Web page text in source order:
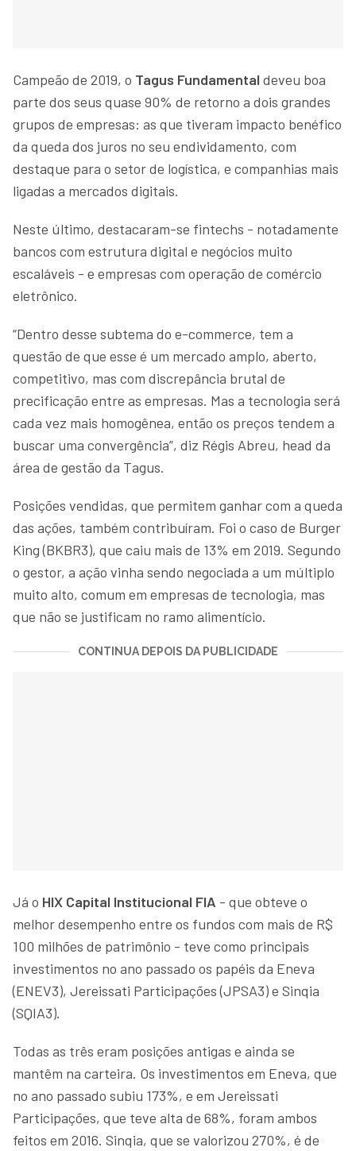
Campeão de 2019, o Tagus Fundamental deveu boa
parte dos seus quase 90% de retorno a dois grandes
grupos de empresas: as que tiveram impacto benéfico
da queda dos juros no seu endividamento, com
destaque para o setor de logística, e companhias mais
ligadas a mercados digitais.
Neste último, destacaram-se fintechs - notadamente
bancos com estrutura digital e negócios muito
escaláveis - e empresas com operação de comércio
eletrônico.
“Dentro desse subtema do e-commerce, tem a
questão de que esse é um mercado amplo, aberto,
competitivo, mas com discrepância brutal de
precificação entre as empresas. Mas a tecnologia será
cada vez mais homogênea, então os preços tendem a
buscar uma convergência”, diz Régis Abreu, head da
área de gestão da Tagus.
Posições vendidas, que permitem ganhar com a queda
das ações, também contribuíram. Foi o caso de Burger
King (BKBR3), que caiu mais de 13% em 2019. Segundo
o gestor, a ação vinha sendo negociada a um múltiplo
muito alto, comum em empresas de tecnologia, mas
que não se justificam no ramo alimentício.
CONTINUA DEPOIS DA PUBLICIDADE
Já o HIX Capital Institucional FIA - que obteve o
melhor desempenho entre os fundos com mais de R$
100 milhões de patrimônio - teve como principais
investimentos no ano passado os papéis da Eneva
(ENEV3), Jereissati Participações (JPSA3) e Sinqia
(SQIA3).
Todas as três eram posições antigas e ainda se
mantêm na carteira. Os investimentos em Eneva, que
no ano passado subiu 173%, e em Jereissati
Participações, que teve alta de 68%, foram ambos
feitos em 2016. Sinqia, que se valorizou 270%, é de